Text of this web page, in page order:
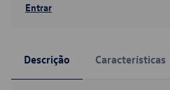
Entrar
Descrição Características